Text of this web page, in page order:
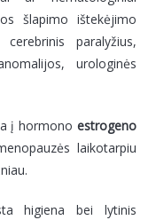
šlapimo ištekėjimo
paralyžius,
urologinės
į hormono estrogeno
laikotarpiu
higiena bei lytinis